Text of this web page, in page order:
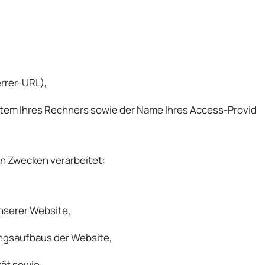
URL),
Ihres Rechners sowie der Name Ihres Access-
Zwecken verarbeitet:
Website,
der Website,